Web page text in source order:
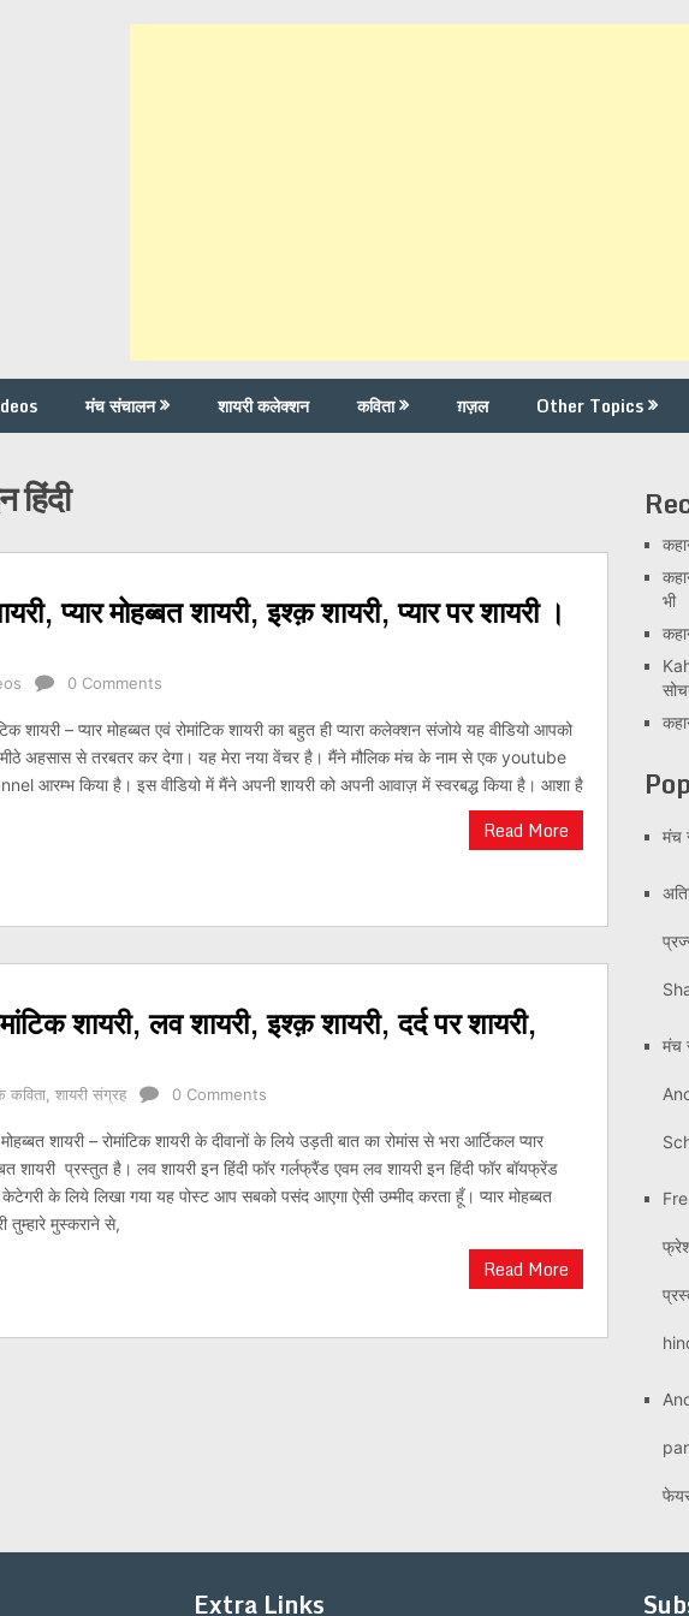
मंच संचालन शायरी कलेक्शन कविता ग़ज़ल Other Topics
हिंदी
प्यार मोहब्बत शायरी, इश्क़ शायरी, प्यार पर शायरी ।
0 Comments
शायरी – प्यार मोहब्बत एवं रोमांटिक शायरी का बहुत ही प्यारा कलेक्शन संजोये यह वीडियो आपको
मीठे अहसास से तरबतर कर देगा। यह मेरा नया वेंचर है। मैंने मौलिक मंच के नाम से एक youtube
आरम्भ किया है। इस वीडियो में मैंने अपनी शायरी को अपनी आवाज़ में स्वरबद्ध किया है। आशा है
Read More
शायरी, लव शायरी, इश्क़ शायरी, दर्द पर शायरी,
कविता शायरी संग्रह 0 Comments
मोहब्बत शायरी – रोमांटिक शायरी के दीवानों के लिये उड़ती बात का रोमांस से भरा आर्टिकल प्यार
शायरी प्रस्तुत है। लव शायरी इन हिंदी फॉर गर्लफ्रैंड एवम लव शायरी इन हिंदी फॉर बॉयफ्रेंड
केटेगरी के लिये लिखा गया यह पोस्ट आप सबको पसंद आएगा ऐसी उम्मीद करता हूँ। प्यार मोहब्बत
तुम्हारे मुस्कराने से,
Read More
भी
मंच
मंच
Extra Links